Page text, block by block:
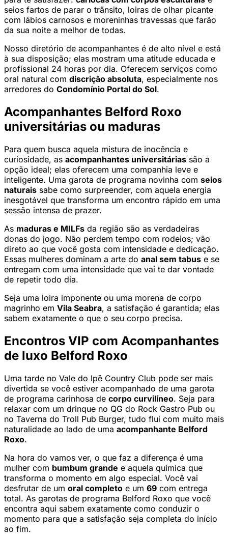
seios fartos de parar o trânsito, loiras de olhar picante
com lábios carnosos e moreninhas travessas que farão
da sua noite a melhor de todas.
Nosso diretório de acompanhantes é de alto nível e está
à sua disposição; elas mostram uma atitude educada e
profissional 24 horas por dia. Oferecem serviços como
oral natural com discrição absoluta, especialmente nos
arredores do Condomínio Portal do Sol.
Acompanhantes Belford Roxo
universitárias ou maduras
Para quem busca aquela mistura de inocência e
curiosidade, as acompanhantes universitárias são a
opção ideal; elas oferecem uma companhia leve e
inteligente. Uma garota de programa novinha com seios
naturais sabe como surpreender, com aquela energia
inesgotável que transforma um encontro rápido em uma
sessão intensa de prazer.
As maduras e MILFs da região são as verdadeiras
donas do jogo. Não perdem tempo com rodeios; vão
direto ao que você gosta com intensidade e dedicação.
Essas mulheres dominam a arte do anal sem tabus e se
entregam com uma intensidade que vai te dar vontade
de repetir todo dia.
Seja uma loira imponente ou uma morena de corpo
magrinho em Vila Seabra, a satisfação é garantida; elas
sabem exatamente o que o seu corpo precisa.
Encontros VIP com Acompanhantes
de luxo Belford Roxo
Uma tarde no Vale do Ipê Country Club pode ser mais
divertida se você estiver acompanhado de uma garota
de programa carinhosa de corpo curvilíneo. Seja para
relaxar com um drinque no QG do Rock Gastro Pub ou
no Taverna do Troll Pub Burger, tudo flui com muito mais
naturalidade ao lado de uma acompanhante Belford
Roxo.
Na hora do vamos ver, o que faz a diferença é uma
mulher com bumbum grande e aquela química que
transforma o momento em algo especial. Você vai
desfrutar de um oral completo e um 69 com entrega
total. As garotas de programa Belford Roxo que você
encontra aqui sabem exatamente como conduzir o
momento para que a satisfação seja completa do início
ao fim.